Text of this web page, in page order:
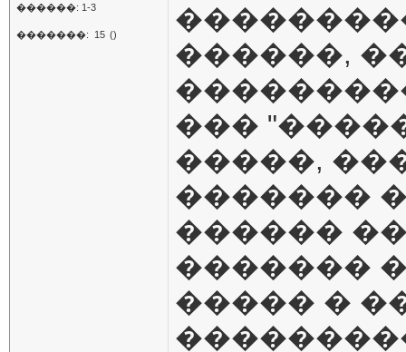
������: 1-3
�������: 15 ()
������,
���
�����,
�������
������
�������
����� �